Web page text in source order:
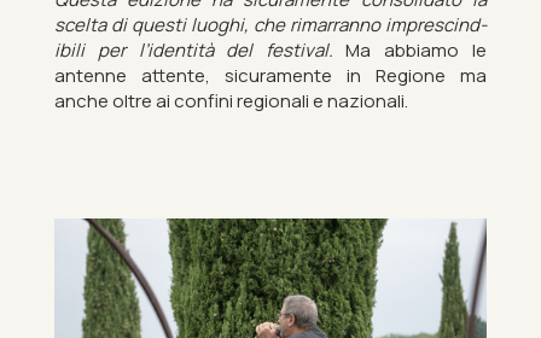
scelta di questi luoghi, che rimar­ranno im­pre­scind­
ib­ili per l’iden­tità del fest­ival. Ma ab­biamo le
antenne at­tente, sicura­mente in Re­gione ma
anche oltre ai con­fini re­gion­ali e nazion­ali.